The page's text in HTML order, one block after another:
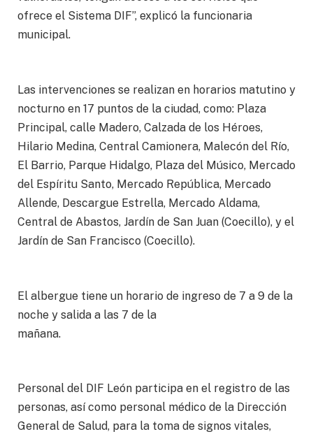
ofrece el Sistema DIF”, explicó la funcionaria
municipal.
Las intervenciones se realizan en horarios matutino y
nocturno en 17 puntos de la ciudad, como: Plaza
Principal, calle Madero, Calzada de los Héroes,
Hilario Medina, Central Camionera, Malecón del Río,
El Barrio, Parque Hidalgo, Plaza del Músico, Mercado
del Espíritu Santo, Mercado República, Mercado
Allende, Descargue Estrella, Mercado Aldama,
Central de Abastos, Jardín de San Juan (Coecillo), y el
Jardín de San Francisco (Coecillo).
El albergue tiene un horario de ingreso de 7 a 9 de la
noche y salida a las 7 de la
mañana.
Personal del DIF León participa en el registro de las
personas, así como personal médico de la Dirección
General de Salud, para la toma de signos vitales,